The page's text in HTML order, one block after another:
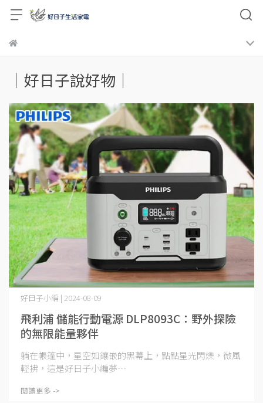
｜好日子說好物｜
飛利浦 儲能行動電源 DLP8093C：野外探險
的無限能量夥伴
好日子小編 | 2024-08-09
躺在帳篷中，星空如鑲嵌的黑幕上，點點星光閃爍，微風
輕拂，這是好日子小編夢⋯
閱讀更多 ->